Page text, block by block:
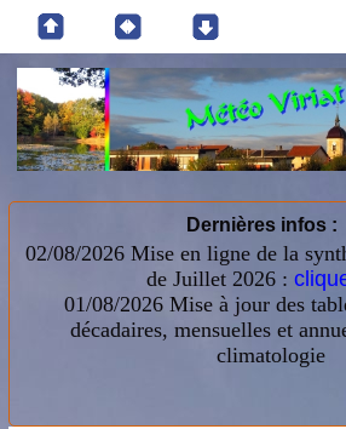
Dernières infos :
02/08/2026 Mise en ligne de la
de Juillet 2026 :
01/08/2026 Mise à jour des
décadaires, mensuelles et
climatologie